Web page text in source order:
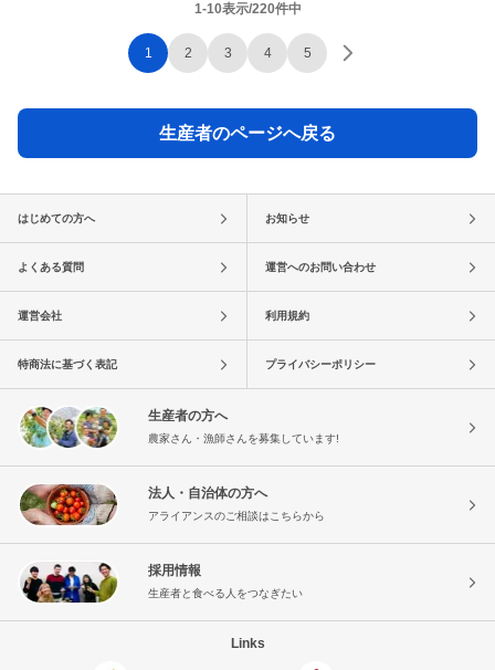
1-10表示/220件中
1 2 3 4 5
生産者のページへ戻る
はじめての方へ お知らせ
よくある質問 運営へのお問い合わせ
運営会社 利用規約
特商法に基づく表記 プライバシーポリシー
生産者の方へ
農家さん・漁師さんを募集しています!
法人・自治体の方へ
アライアンスのご相談はこちらから
採用情報
生産者と食べる人をつなぎたい
Links